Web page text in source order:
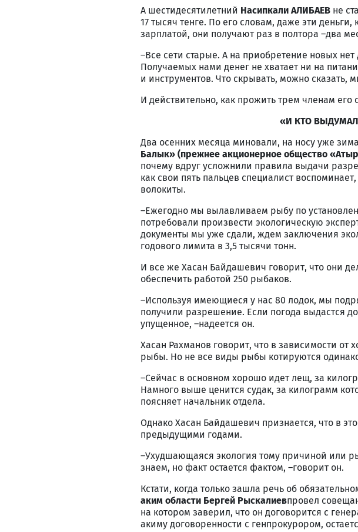
А шестидесятилетний Насипкали АЛИБАЕВ не
17 тысяч тенге. По его словам, даже эти
зарплатой, они получают раз в полтора –два
–Все сети старые. А на приобретение новых
Получаемых нами денег не хватает ни на
и инструментов. Что скрывать, можно сказать,
И действительно, как прожить трем членам его
«И КТО ВЫДУМАЛ
Два осенних месяца миновали, на носу уже
Балык» (прежнее акционерное общество
почему вдруг усложнили правила выдачи
как свои пять пальцев специалист
волокиты.
–Ежегодно мы вылавливаем рыбу по
потребовали произвести экологическую
документы мы уже сдали, ждем заключения
годового лимита в 3,5 тысячи тонн.
И все же Хасан Байдашевич говорит, что они
обеспечить работой 250 рыбаков.
–Используя имеющиеся у нас 80 лодок, мы
получили разрешение. Если погода выдастся
упущенное, –надеется он.
Хасан Рахманов говорит, что в зависимости от
рыбы. Но не все виды рыбы котируются
–Сейчас в основном хорошо идет лещ, за
Намного выше ценится судак, за килограмм
поясняет начальник отдела.
Однако Хасан Байдашевич признается, что в
предыдущими годами.
–Ухудшающаяся экология тому причиной или
знаем, но факт остается фактом, –говорит он.
Кстати, когда только зашла речь об
аким области Бергей Рыскалиевпровел
на котором заверил, что он договорится с
акиму договоренности с генпрокурором,